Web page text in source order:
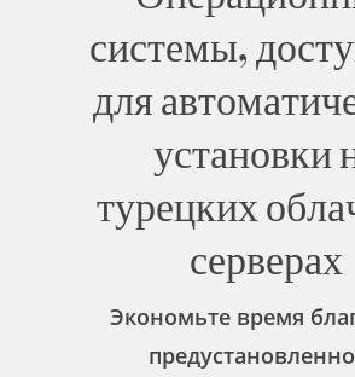
системы,
для
установки
турецких
серверах
Экономьте время